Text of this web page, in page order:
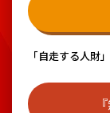
「自走する人財